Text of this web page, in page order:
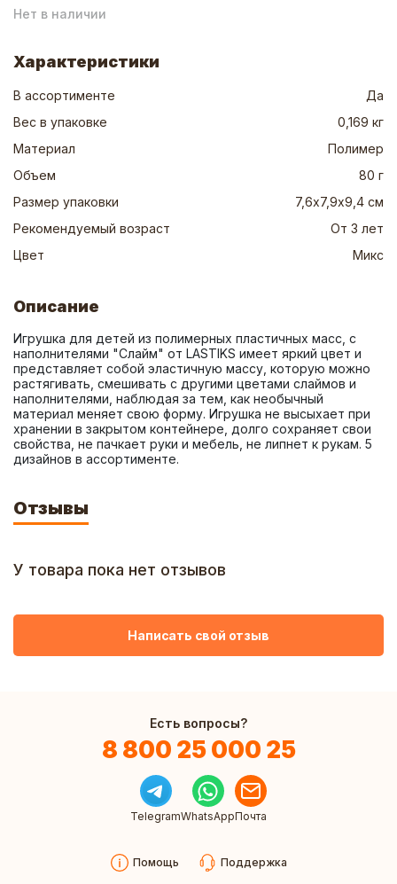
Нет в наличии
Характеристики
В ассортименте
Да
Вес в упаковке
0,169 кг
Материал
Полимер
Объем
80 г
Размер упаковки
7,6х7,9х9,4 см
Рекомендуемый возраст
От 3 лет
Цвет
Микс
Описание
Игрушка для детей из полимерных пластичных масс, с
наполнителями "Слайм" от LASTIKS имеет яркий цвет и
представляет собой эластичную массу, которую можно
растягивать, смешивать с другими цветами слаймов и
наполнителями, наблюдая за тем, как необычный
материал меняет свою форму. Игрушка не высыхает при
хранении в закрытом контейнере, долго сохраняет свои
свойства, не пачкает руки и мебель, не липнет к рукам. 5
дизайнов в ассортименте.
Отзывы
У товара пока нет отзывов
Написать свой отзыв
Есть вопросы?
8 800 25 000 25
TelegramWhatsAppПочта
Помощь Поддержка